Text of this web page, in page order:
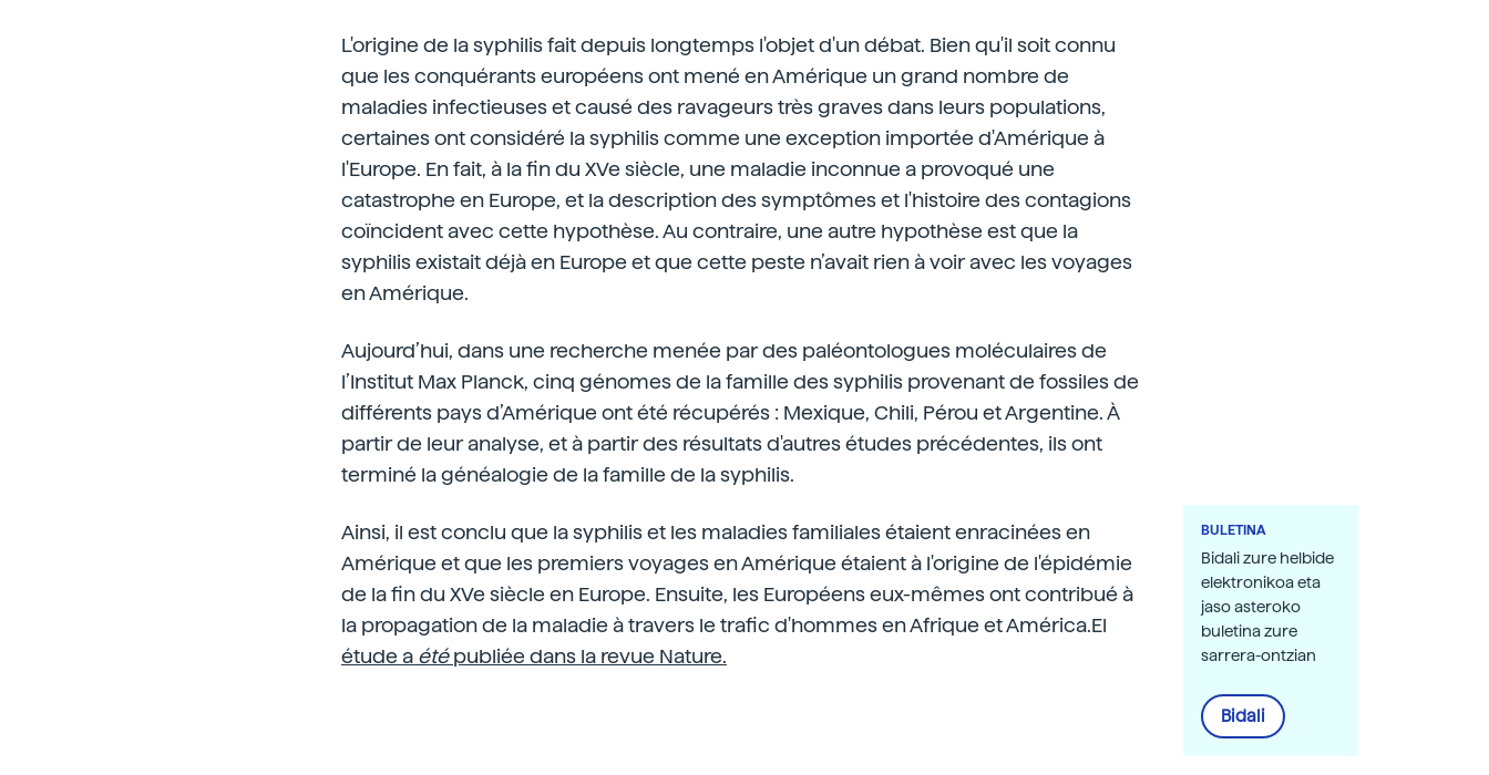
L'origine de la syphilis fait depuis longtemps l'objet d'un débat. Bien qu'il soit connu
que les conquérants européens ont mené en Amérique un grand nombre de
maladies infectieuses et causé des ravageurs très graves dans leurs populations,
certaines ont considéré la syphilis comme une exception importée d'Amérique à
l'Europe. En fait, à la fin du XVe siècle, une maladie inconnue a provoqué une
catastrophe en Europe, et la description des symptômes et l'histoire des contagions
coïncident avec cette hypothèse. Au contraire, une autre hypothèse est que la
syphilis existait déjà en Europe et que cette peste n’avait rien à voir avec les voyages
en Amérique.
Aujourd’hui, dans une recherche menée par des paléontologues moléculaires de
l’Institut Max Planck, cinq génomes de la famille des syphilis provenant de fossiles de
différents pays d’Amérique ont été récupérés : Mexique, Chili, Pérou et Argentine. À
partir de leur analyse, et à partir des résultats d'autres études précédentes, ils ont
terminé la généalogie de la famille de la syphilis.
Ainsi, il est conclu que la syphilis et les maladies familiales étaient enracinées en
Amérique et que les premiers voyages en Amérique étaient à l'origine de l'épidémie
de la fin du XVe siècle en Europe. Ensuite, les Européens eux-mêmes ont contribué à
la propagation de la maladie à travers le trafic d'hommes en Afrique et América.El
étude a étépubliée dans la revue Nature.
BULETINA
Bidali zure helbide
elektronikoa eta
jaso asteroko
buletina zure
sarrera-ontzian
Bidali